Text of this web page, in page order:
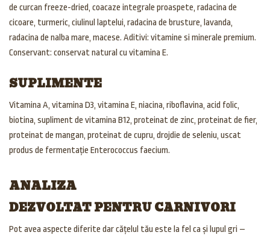
de curcan freeze-dried, coacaze integrale proaspete, radacina de
cicoare, turmeric, ciulinul laptelui, radacina de brusture, lavanda,
radacina de nalba mare, macese. Aditivi: vitamine si minerale premium.
Conservant: conservat natural cu vitamina E.
SUPLIMENTE
Vitamina A, vitamina D3, vitamina E, niacina, riboflavina, acid folic,
biotina, supliment de vitamina B12, proteinat de zinc, proteinat de fier,
proteinat de mangan, proteinat de cupru, drojdie de seleniu, uscat
produs de fermentație Enterococcus faecium.
ANALIZA
DEZVOLTAT PENTRU CARNIVORI
Pot avea aspecte diferite dar cățelul tău este la fel ca și lupul gri –